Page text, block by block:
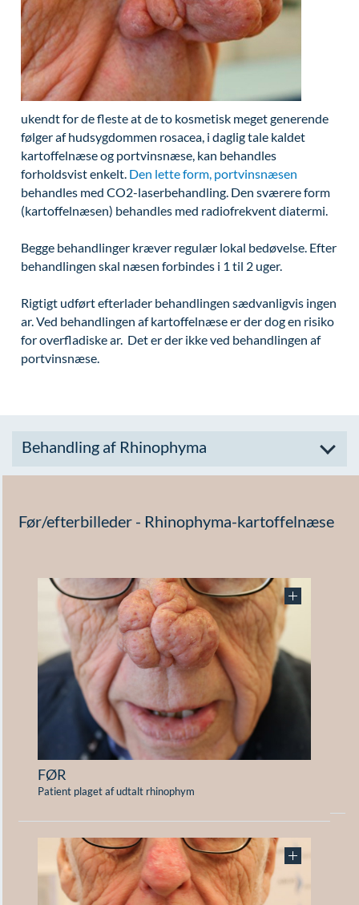
Ar og strækmærker
Uønsket hårvækst
Hårtab
Kropsforyngelse og opstramning
Intim konturering/foryngelse
Mandlig genitalområde - forskønnelse
Kæbekirurgi
Før / efter billeder
Modelopskrivning
Plasmaprodukter i æstetisk, kosmetisk og anti-
aging medicin
Prisliste
Skriv dig op
Udskrivelse
Kontakt os & Find vej
Kvalitet og patienttilfredshed
Nyttige links
Persondatapolitik på AROS
Rygepolitik
Samarbejde mellem specialer
Standardbetingelser for privatbetalte
operationer
Ventetid i det offentlige - Frit sygehusvalg
Vores mål
ukendt for de fleste at de to kosmetisk meget generende
følger af hudsygdommen rosacea, i daglig tale kaldet
kartoffelnæse og portvinsnæse, kan behandles
forholdsvist enkelt. Den lette form, portvinsnæsen
behandles med CO2-laserbehandling. Den sværere form
(kartoffelnæsen) behandles med radiofrekvent diatermi.
Begge behandlinger kræver regulær lokal bedøvelse. Efter
behandlingen skal næsen forbindes i 1 til 2 uger.
Rigtigt udført efterlader behandlingen sædvanligvis ingen
ar. Ved behandlingen af kartoffelnæse er der dog en risiko
for overfladiske ar. Det er der ikke ved behandlingen af
portvinsnæse.
Behandling af Rhinophyma
Før/efterbilleder - Rhinophyma-kartoffelnæse
FØR
Patient plaget af udtalt rhinophym